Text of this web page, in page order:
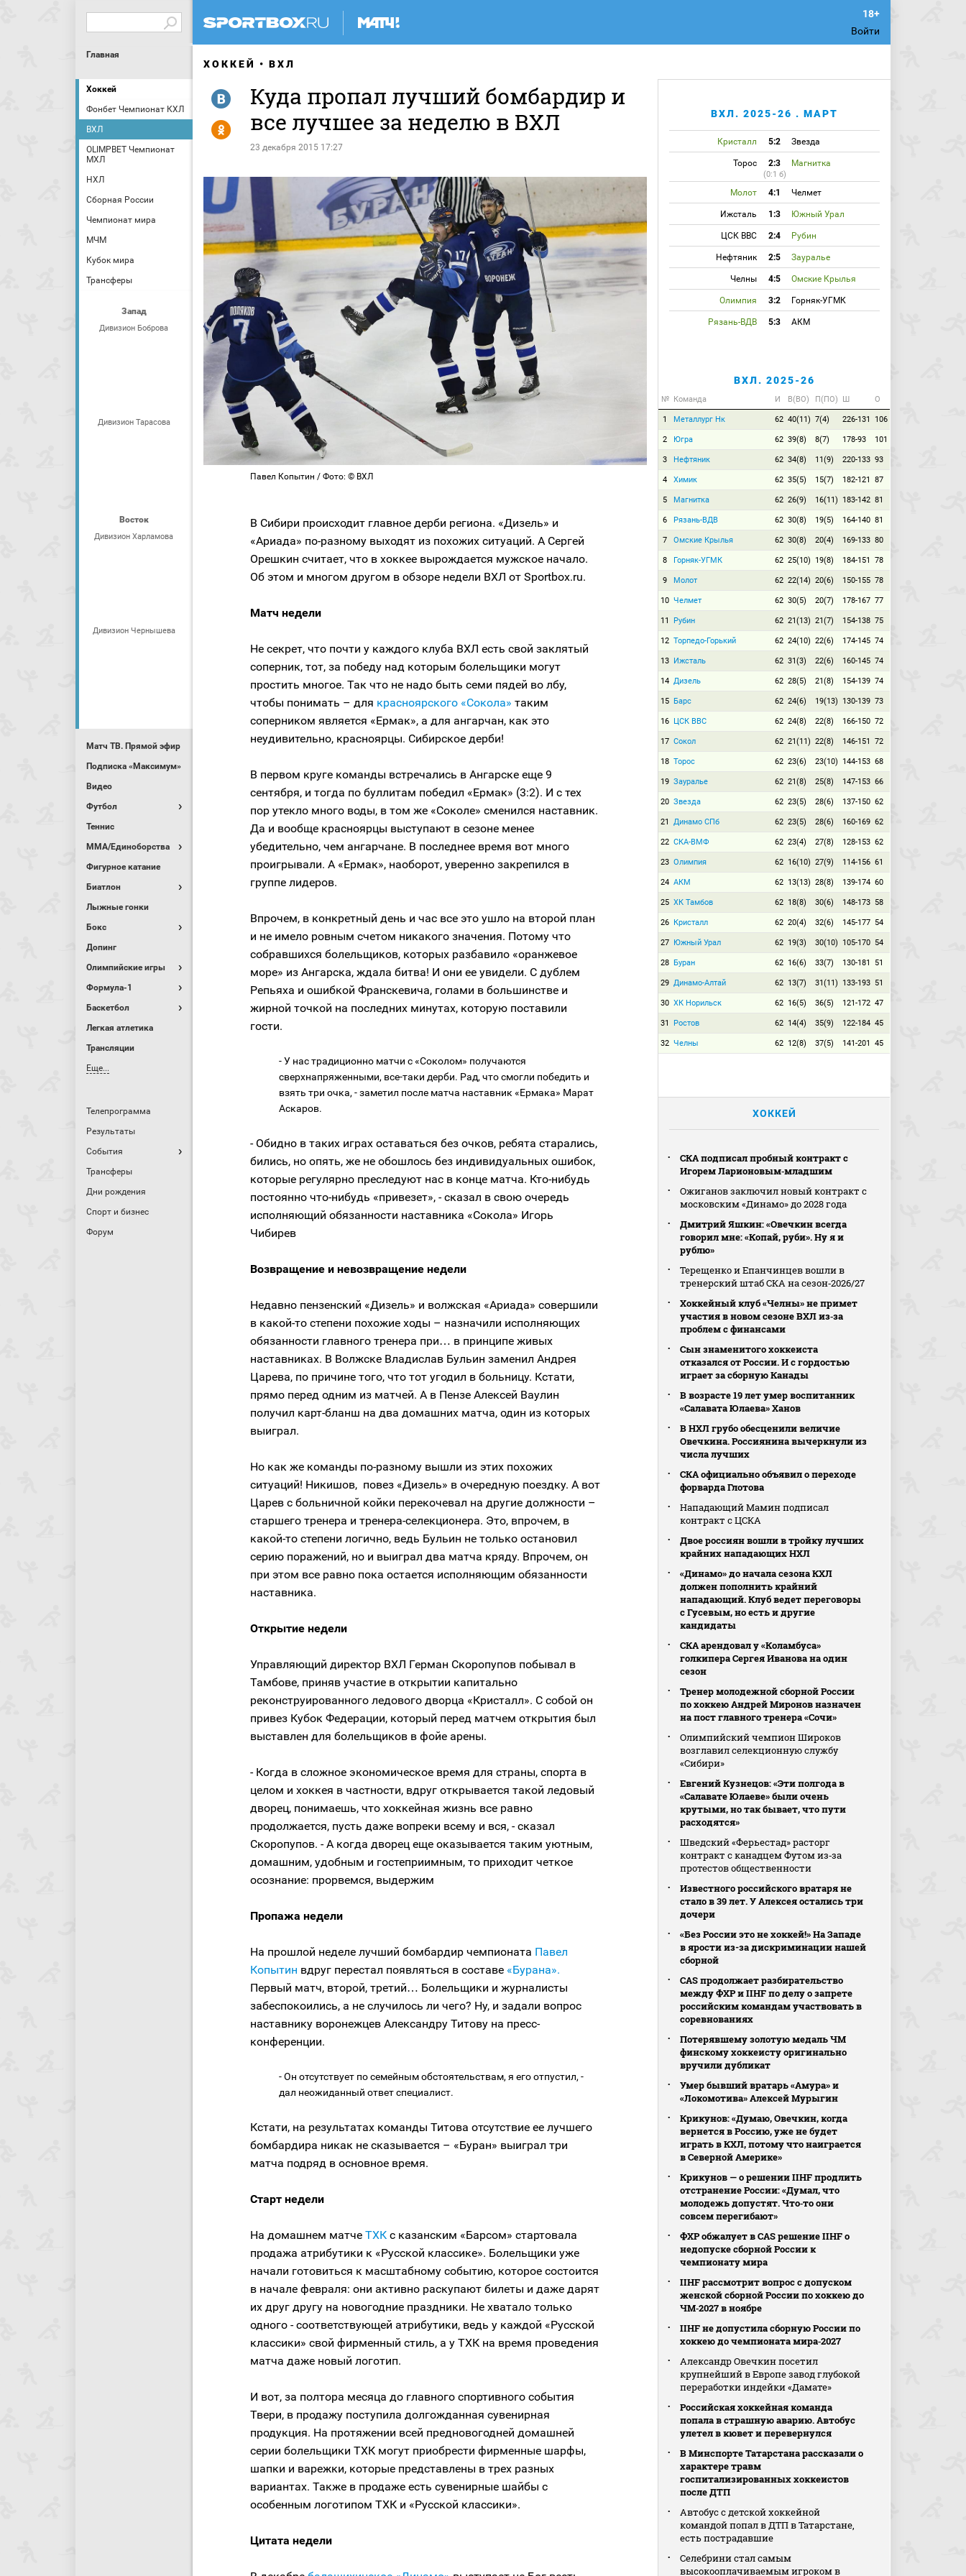
Войти
Главная
Хоккей
Фонбет Чемпионат КХЛ
ВХЛ
OLIMPBET Чемпионат
МХЛ
НХЛ
Сборная России
Чемпионат мира
МЧМ
Кубок мира
Трансферы
Запад
Дивизион Боброва
Дивизион Тарасова
Восток
Дивизион Харламова
Дивизион Чернышева
Матч ТВ. Прямой эфир
Подписка «Максимум»
Видео
Футбол
Теннис
MMA/Единоборства
Фигурное катание
Биатлон
Лыжные гонки
Бокс
Допинг
Олимпийские игры
Формула-1
Баскетбол
Легкая атлетика
Трансляции
Еще...
Телепрограмма
Результаты
События
Трансферы
Дни рождения
Спорт и бизнес
Форум
ХОККЕЙ ВХЛ
Куда пропал лучший бомбардир и
все лучшее за неделю в ВХЛ
23 декабря 2015 17:27
R
Y
Павел Копытин / Фото: © ВХЛ
В Сибири происходит главное дерби региона. «Дизель» и
«Ариада» по-разному выходят из похожих ситуаций. А Сергей
Орешкин считает, что в хоккее вырождается мужское начало.
Об этом и многом другом в обзоре недели ВХЛ от Sportbox.ru.
Матч недели
Не секрет, что почти у каждого клуба ВХЛ есть свой заклятый
соперник, тот, за победу над которым болельщики могут
простить многое. Так что не надо быть семи пядей во лбу,
чтобы понимать – для красноярского «Сокола» таким
соперником является «Ермак», а для ангарчан, как это
неудивительно, красноярцы. Сибирское дерби!
В первом круге команды встречались в Ангарске еще 9
сентября, и тогда по буллитам победил «Ермак» (3:2). И с тех
пор утекло много воды, в том же «Соколе» сменился наставник.
Да и вообще красноярцы выступают в сезоне менее
убедительно, чем ангарчане. В последнее время вот много
проигрывали. А «Ермак», наоборот, уверенно закрепился в
группе лидеров.
Впрочем, в конкретный день и час все это ушло на второй план
и не имело ровным счетом никакого значения. Потому что
собравшихся болельщиков, которых разбавило «оранжевое
море» из Ангарска, ждала битва! И они ее увидели. С дублем
Репьяха и ошибкой Франскевича, голами в большинстве и
жирной точкой на последних минутах, которую поставили
гости.
- У нас традиционно матчи с «Соколом» получаются
сверхнапряженными, все-таки дерби. Рад, что смогли победить и
взять три очка, - заметил после матча наставник «Ермака» Марат
Аскаров.
- Обидно в таких играх оставаться без очков, ребята старались,
бились, но опять, же не обошлось без индивидуальных ошибок,
которые регулярно преследуют нас в конце матча. Кто-нибудь
постоянно что-нибудь «привезет», - сказал в свою очередь
исполняющий обязанности наставника «Сокола» Игорь
Чибирев
Возвращение и невозвращение недели
Недавно пензенский «Дизель» и волжская «Ариада» совершили
в какой-то степени похожие ходы – назначили исполняющих
обязанности главного тренера при… в принципе живых
наставниках. В Волжске Владислав Бульин заменил Андрея
Царева, по причине того, что тот угодил в больницу. Кстати,
прямо перед одним из матчей. А в Пензе Алексей Ваулин
получил карт-бланш на два домашних матча, один из которых
выиграл.
Но как же команды по-разному вышли из этих похожих
ситуаций! Никишов, повез «Дизель» в очередную поездку. А вот
Царев с больничной койки перекочевал на другие должности –
старшего тренера и тренера-селекционера. Это, впрочем, в
какой-то степени логично, ведь Бульин не только остановил
серию поражений, но и выиграл два матча кряду. Впрочем, он
при этом все равно пока остается исполняющим обязанности
наставника.
Открытие недели
Управляющий директор ВХЛ Герман Скоропупов побывал в
Тамбове, приняв участие в открытии капитально
реконструированного ледового дворца «Кристалл». С собой он
привез Кубок Федерации, который перед матчем открытия был
выставлен для болельщиков в фойе арены.
- Когда в сложное экономическое время для страны, спорта в
целом и хоккея в частности, вдруг открывается такой ледовый
дворец, понимаешь, что хоккейная жизнь все равно
продолжается, пусть даже вопреки всему и вся, - сказал
Скоропупов. - А когда дворец еще оказывается таким уютным,
домашним, удобным и гостеприимным, то приходит четкое
осознание: прорвемся, выдержим
Пропажа недели
На прошлой неделе лучший бомбардир чемпионата Павел
Копытин вдруг перестал появляться в составе «Бурана».
Первый матч, второй, третий… Болельщики и журналисты
забеспокоились, а не случилось ли чего? Ну, и задали вопрос
наставнику воронежцев Александру Титову на пресс-
конференции.
- Он отсутствует по семейным обстоятельствам, я его отпустил, -
дал неожиданный ответ специалист.
Кстати, на результатах команды Титова отсутствие ее лучшего
бомбардира никак не сказывается – «Буран» выиграл три
матча подряд в основное время.
Старт недели
На домашнем матче ТХК с казанским «Барсом» стартовала
продажа атрибутики к «Русской классике». Болельщики уже
начали готовиться к масштабному событию, которое состоится
в начале февраля: они активно раскупают билеты и даже дарят
их друг другу на новогодние праздники. Не хватало только
одного - соответствующей атрибутики, ведь у каждой «Русской
классики» свой фирменный стиль, а у ТХК на время проведения
матча даже новый логотип.
И вот, за полтора месяца до главного спортивного события
Твери, в продажу поступила долгожданная сувенирная
продукция. На протяжении всей предновогодней домашней
серии болельщики ТХК могут приобрести фирменные шарфы,
шапки и варежки, которые представлены в трех разных
вариантах. Также в продаже есть сувенирные шайбы с
особенным логотипом ТХК и «Русской классики».
Цитата недели
ВХЛ. 2025-26 . МАРТ
Кристалл 5:2 Звезда
Торос 2:3 Магнитка
(0:1 б)
Молот 4:1 Челмет
Ижсталь 1:3 Южный Урал
ЦСК ВВС 2:4 Рубин
Нефтяник 2:5 Зауралье
Челны 4:5 Омские Крылья
Олимпия 3:2 Горняк-УГМК
Рязань-ВДВ 5:3 АКМ
ВХЛ. 2025-26
№ Команда И В(ВО) П(ПО) Ш О
1 Металлург Нк 62 40(11) 7(4) 226-131 106
2 Югра 62 39(8) 8(7) 178-93 101
3 Нефтяник 62 34(8) 11(9) 220-133 93
4 Химик 62 35(5) 15(7) 182-121 87
5 Магнитка 62 26(9) 16(11) 183-142 81
6 Рязань-ВДВ 62 30(8) 19(5) 164-140 81
7 Омские Крылья 62 30(8) 20(4) 169-133 80
8 Горняк-УГМК 62 25(10) 19(8) 184-151 78
9 Молот 62 22(14) 20(6) 150-155 78
10 Челмет 62 30(5) 20(7) 178-167 77
11 Рубин 62 21(13) 21(7) 154-138 75
12 Торпедо-Горький 62 24(10) 22(6) 174-145 74
13 Ижсталь 62 31(3) 22(6) 160-145 74
14 Дизель 62 28(5) 21(8) 154-139 74
15 Барс 62 24(6) 19(13) 130-139 73
16 ЦСК ВВС 62 24(8) 22(8) 166-150 72
17 Сокол 62 21(11) 22(8) 146-151 72
18 Торос 62 23(6) 23(10) 144-153 68
19 Зауралье 62 21(8) 25(8) 147-153 66
20 Звезда 62 23(5) 28(6) 137-150 62
21 Динамо СПб 62 23(5) 28(6) 160-169 62
22 СКА-ВМФ 62 23(4) 27(8) 128-153 62
23 Олимпия 62 16(10) 27(9) 114-156 61
24 АКМ 62 13(13) 28(8) 139-174 60
25 ХК Тамбов 62 18(8) 30(6) 148-173 58
26 Кристалл 62 20(4) 32(6) 145-177 54
27 Южный Урал 62 19(3) 30(10) 105-170 54
28 Буран 62 16(6) 33(7) 130-181 51
29 Динамо-Алтай 62 13(7) 31(11) 133-193 51
30 ХК Норильск 62 16(5) 36(5) 121-172 47
31 Ростов 62 14(4) 35(9) 122-184 45
32 Челны 62 12(8) 37(5) 141-201 45
ХОККЕЙ
СКА подписал пробный контракт с
Игорем Ларионовым‑младшим
Ожиганов заключил новый контракт с
московским «Динамо» до 2028 года
Дмитрий Яшкин: «Овечкин всегда
говорил мне: «Копай, руби». Ну я и
рублю»
Терещенко и Епанчинцев вошли в
тренерский штаб СКА на сезон‑2026/27
Хоккейный клуб «Челны» не примет
участия в новом сезоне ВХЛ из‑за
проблем с финансами
Сын знаменитого хоккеиста
отказался от России. И с гордостью
играет за сборную Канады
В возрасте 19 лет умер воспитанник
«Салавата Юлаева» Ханов
В НХЛ грубо обесценили величие
Овечкина. Россиянина вычеркнули из
числа лучших
СКА официально объявил о переходе
форварда Глотова
Нападающий Мамин подписал
контракт с ЦСКА
Двое россиян вошли в тройку лучших
крайних нападающих НХЛ
«Динамо» до начала сезона КХЛ
должен пополнить крайний
нападающий. Клуб ведет переговоры
с Гусевым, но есть и другие
кандидаты
СКА арендовал у «Коламбуса»
голкипера Сергея Иванова на один
сезон
Тренер молодежной сборной России
по хоккею Андрей Миронов назначен
на пост главного тренера «Сочи»
Олимпийский чемпион Широков
возглавил селекционную службу
«Сибири»
Евгений Кузнецов: «Эти полгода в
«Салавате Юлаеве» были очень
крутыми, но так бывает, что пути
расходятся»
Шведский «Ферьестад» расторг
контракт с канадцем Футом из‑за
протестов общественности
Известного российского вратаря не
стало в 39 лет. У Алексея остались три
дочери
«Без России это не хоккей!» На Западе
в ярости из-за дискриминации нашей
сборной
CAS продолжает разбирательство
между ФХР и IIHF по делу о запрете
российским командам участвовать в
соревнованиях
Потерявшему золотую медаль ЧМ
финскому хоккеисту оригинально
вручили дубликат
Умер бывший вратарь «Амура» и
«Локомотива» Алексей Мурыгин
Крикунов: «Думаю, Овечкин, когда
вернется в Россию, уже не будет
играть в КХЛ, потому что наиграется
в Северной Америке»
Крикунов — о решении IIHF продлить
отстранение России: «Думал, что
молодежь допустят. Что‑то они
совсем перегибают»
ФХР обжалует в CAS решение IIHF о
недопуске сборной России к
чемпионату мира
IIHF рассмотрит вопрос с допуском
женской сборной России по хоккею до
ЧМ‑2027 в ноябре
IIHF не допустила сборную России по
хоккею до чемпионата мира‑2027
Александр Овечкин посетил
крупнейший в Европе завод глубокой
переработки индейки «Дамате»
Российская хоккейная команда
попала в страшную аварию. Автобус
улетел в кювет и перевернулся
В Минспорте Татарстана рассказали о
характере травм
госпитализированных хоккеистов
после ДТП
Автобус с детской хоккейной
командой попал в ДТП в Татарстане,
есть пострадавшие
Селебрини стал самым
высокооплачиваемым игроком в